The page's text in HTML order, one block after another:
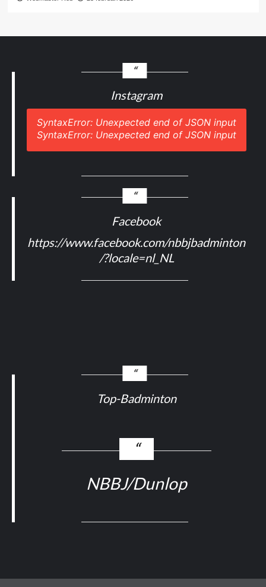
Instagram
SyntaxError: Unexpected end of JSON input
SyntaxError: Unexpected end of JSON input
Facebook
https://www.facebook.com/nbbjbadminton
/?locale=nl_NL
Top-Badminton
NBBJ/Dunlop